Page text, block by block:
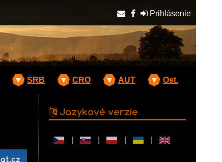
Prihlásenie
▼ SRB ▼ CRO ▼ AUT ▼ Ost.
Jazykové verzie